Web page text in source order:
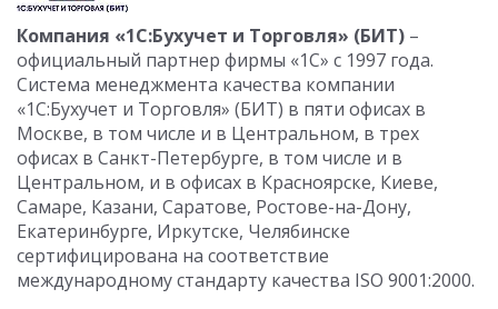
Компания «1С:Бухучет и Торговля» (БИТ) –
официальный партнер фирмы «1С» с 1997 года.
Система менеджмента качества компании
«1С:Бухучет и Торговля» (БИТ) в пяти офисах в
Москве, в том числе и в Центральном, в трех
офисах в Санкт-Петербурге, в том числе и в
Центральном, и в офисах в Красноярске, Киеве,
Самаре, Казани, Саратове, Ростове-на-Дону,
Екатеринбурге, Иркутске, Челябинске
сертифицирована на соответствие
международному стандарту качества ISO 9001:2000.